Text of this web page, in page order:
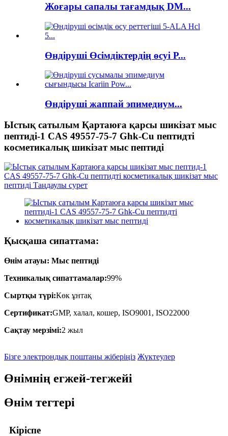
Жоғары сапалы тағамдық DM...
Өндіруші Өсімдіктердің өсуі Р...
Өндіруші жаппай эпимедиум...
Ыстық сатылым Қартаюға қарсы шикізат мыс
пептиді-1 CAS 49557-75-7 Ghk-Cu пептидті
косметикалық шикізат мыс пептиді
Қысқаша сипаттама:
Өнім атауы: Мыс пептиді
Техникалық сипаттамалар:99%
Сыртқы түрі:Көк ұнтақ
Сертификат:GMP, халал, кошер, ISO9001, ISO22000
Сақтау мерзімі:2 жыл
Бізге электрондық поштаны жіберіңіз Жүктеулер
Өнімнің егжей-тегжейі
Өнім тегтері
Кіріспе